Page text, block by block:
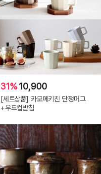
31%10,900
[세트상품] 카모메키친 단정머그
+우드컵받침